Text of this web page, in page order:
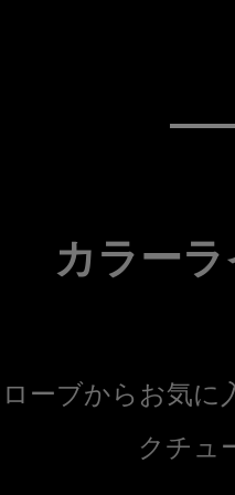
カラー
ーブからお気に
クチュ